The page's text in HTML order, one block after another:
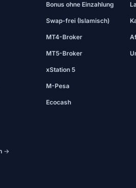
→
Bonus ohne Einzahlung
Swap-frei (Islamisch)
MT4-Broker
MT5-Broker
xStation 5
M-Pesa
Ecocash